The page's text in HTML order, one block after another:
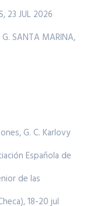
23 JUL 2026
SANTA MARINA,
G. C. Karlovy
Española de
de las
18-20 jul